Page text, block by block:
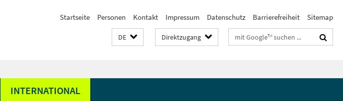
Startseite Personen Kontakt Impressum Datenschutz Barrierefreiheit Sitemap
DE Direktzugang Suchbegriffe
INTERNATIONAL